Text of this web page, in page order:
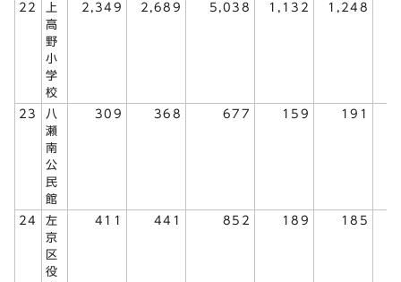
22
上
高
野
小
学
校
2,349 2,689 5,038 1,132 1,248
23
八
瀬
南
公
民
館
309 368 677 159 191
24
左
京
区
役
411 441 852 189 185